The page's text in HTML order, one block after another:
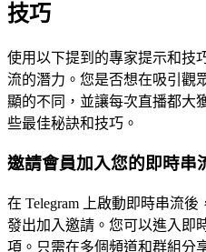
技巧
使用以下提到的專家提示和技
流的潛力。您是否想在吸引觀
顯的不同，並讓每次直播都大
些最佳秘訣和技巧。
邀請會員加入您的即時串
在 Telegram 上啟動即時串流
發出加入邀請。您可以進入即
項。只需在多個頻道和群組分